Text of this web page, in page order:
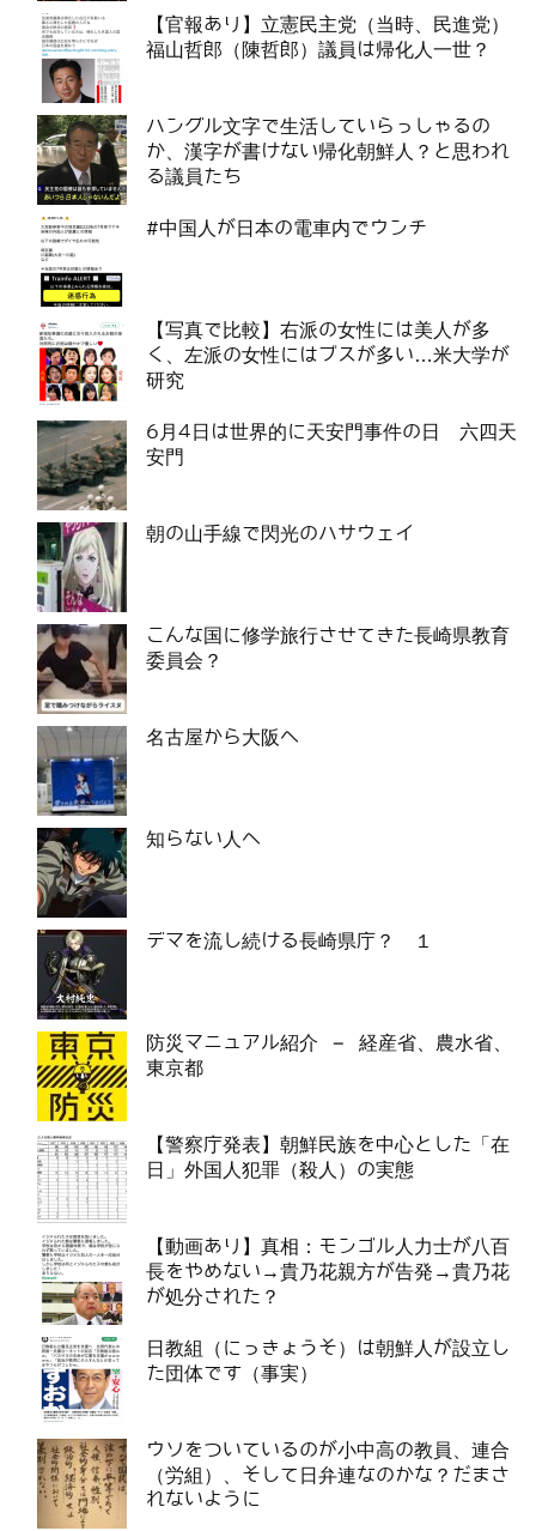
【官報あり】立憲民主党（当時、民進党）
福山哲郎（陳哲郎）議員は帰化人一世？
ハングル文字で生活していらっしゃるの
か、漢字が書けない帰化朝鮮人？と思われ
る議員たち
#中国人が日本の電車内でウンチ
【写真で比較】右派の女性には美人が多
く、左派の女性にはブスが多い…米大学が
研究
6月4日は世界的に天安門事件の日 六四天
安門
朝の山手線で閃光のハサウェイ
こんな国に修学旅行させてきた長崎県教育
委員会？
名古屋から大阪へ
知らない人へ
デマを流し続ける長崎県庁？ １
防災マニュアル紹介 – 経産省、農水省、
東京都
【警察庁発表】朝鮮民族を中心とした「在
日」外国人犯罪（殺人）の実態
【動画あり】真相：モンゴル人力士が八百
長をやめない→貴乃花親方が告発→貴乃花
が処分された？
日教組（にっきょうそ）は朝鮮人が設立し
た団体です（事実）
ウソをついているのが小中高の教員、連合
（労組）、そして日弁連なのかな？だまさ
れないように